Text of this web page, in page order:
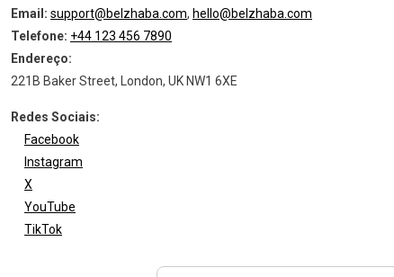
Email: support@belzhaba.com, hello@belzhaba.com
Telefone: +44 123 456 7890
Endereço:
221B Baker Street, London, UK NW1 6XE
Redes Sociais:
Facebook
Instagram
X
YouTube
TikTok